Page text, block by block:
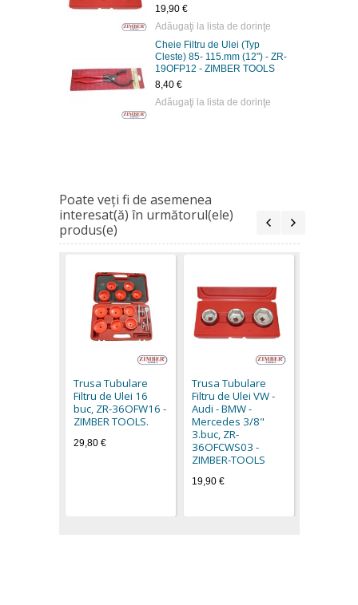
19,90 €
Adăugaţi la lista de dorinţe
Cheie Filtru de Ulei (Typ
Cleste) 85- 115.mm (12") - ZR-
19OFP12 - ZIMBER TOOLS
8,40 €
Adăugaţi la lista de dorinţe
Poate veţi fi de asemenea
interesat(ă) în următorul(ele)
produs(e)
Trusa Tubulare
Filtru de Ulei 16
buc, ZR-36OFW16 -
ZIMBER TOOLS.
29,80 €
Trusa Tubulare
Filtru de Ulei VW -
Audi - BMW -
Mercedes 3/8"
3.buc, ZR-
36OFCWS03 -
ZIMBER-TOOLS
19,90 €